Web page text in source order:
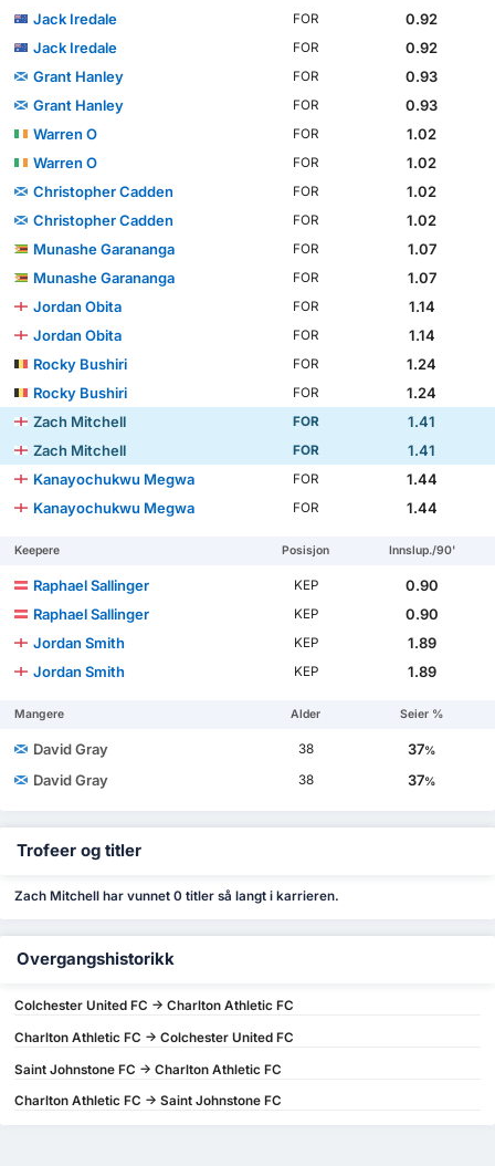
Jack Iredale
FOR
0.92
Jack Iredale
FOR
0.92
Grant Hanley
FOR
0.93
Grant Hanley
FOR
0.93
Warren O
FOR
1.02
Warren O
FOR
1.02
Christopher Cadden
FOR
1.02
Christopher Cadden
FOR
1.02
Munashe Garananga
FOR
1.07
Munashe Garananga
FOR
1.07
Jordan Obita
FOR
1.14
Jordan Obita
FOR
1.14
Rocky Bushiri
FOR
1.24
Rocky Bushiri
FOR
1.24
Zach Mitchell
FOR
1.41
Zach Mitchell
FOR
1.41
Kanayochukwu Megwa
FOR
1.44
Kanayochukwu Megwa
FOR 1.44
Keepere Posisjon Innslup./90'
Raphael Sallinger KEP
0.90
Raphael Sallinger
KEP
0.90
Jordan Smith
KEP
1.89
Jordan Smith
KEP 1.89
Mangere Alder Seier %
David Gray 38 37%
David Gray 38 37%
Trofeer og titler
Zach Mitchell har vunnet 0 titler så langt i karrieren.
Overgangshistorikk
Colchester United FC -> Charlton Athletic FC
Charlton Athletic FC -> Colchester United FC
Saint Johnstone FC -> Charlton Athletic FC
Charlton Athletic FC -> Saint Johnstone FC